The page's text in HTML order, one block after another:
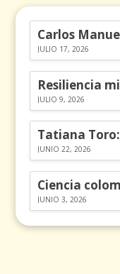
JULIO 17, 2026
JULIO 9, 2026
JUNIO 22, 2026
JUNIO 3, 2026